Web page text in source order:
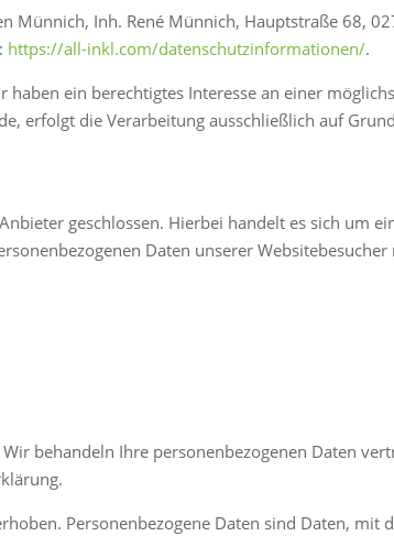
Münnich, Inh. René Münnich, Hauptstraße 68,
https://all-inkl.com/datenschutzinformationen/.
ein berechtigtes Interesse an einer
erfolgt die Verarbeitung ausschließlich auf
geschlossen. Hierbei handelt es sich um
Daten unserer
behandeln Ihre personenbezogenen Daten
Personenbezogene Daten sind Daten, mit